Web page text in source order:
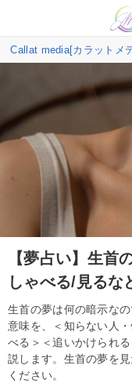
Callat media[カラットメ
【夢占い】生首
しゃべる/見るな
生首の夢は何の暗示な
意味を、＜知らない人
べる＞＜追いかけられ
説します。生首の夢を
ください。